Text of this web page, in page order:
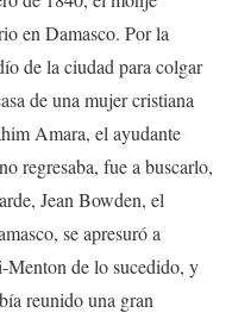
en Damasco. Por la
de la ciudad para colgar
de una mujer cristiana
Amara, el ayudante
regresaba, fue a buscarlo,
Jean Bowden, el
se apresuró a
Menton de lo sucedido, y
reunido una gran